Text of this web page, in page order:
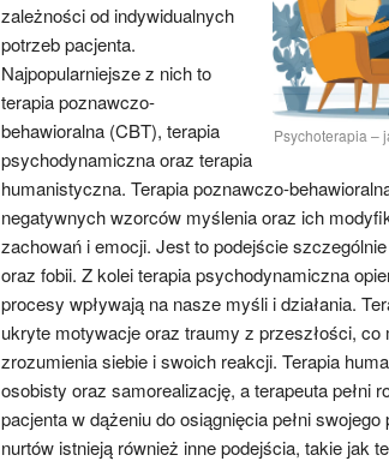
Psychoterapia –
zależności od indywidualnych
potrzeb pacjenta.
Najpopularniejsze z nich to
terapia poznawczo-
behawioralna (CBT), terapia
psychodynamiczna oraz terapia
humanistyczna. Terapia poznawczo-
negatywnych wzorców myślenia oraz ich
zachowań i emocji. Jest to podejście
oraz fobii. Z kolei terapia psychodynamiczna
procesy wpływają na nasze myśli i działania.
ukryte motywacje oraz traumy z przeszłości, co
zrozumienia siebie i swoich reakcji. Terapia
osobisty oraz samorealizację, a terapeuta pełni
pacjenta w dążeniu do osiągnięcia pełni
nurtów istnieją również inne podejścia, takie jak